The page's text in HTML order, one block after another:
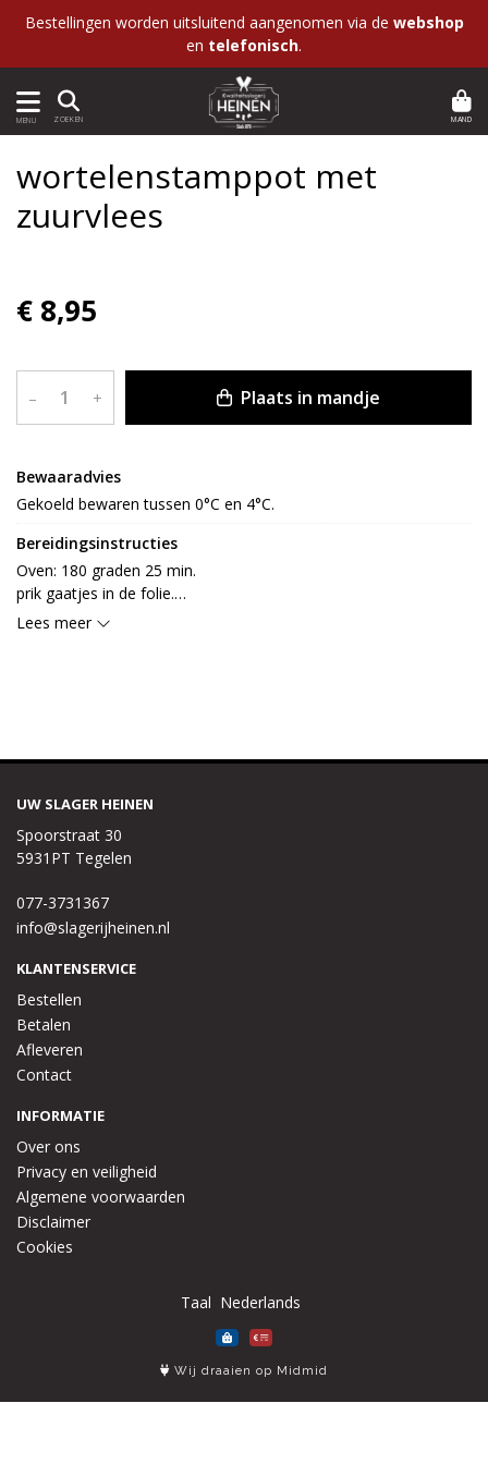
Bestellingen worden uitsluitend aangenomen via de webshop
en telefonisch.
MENU ZOEKEN MAND
wortelenstamppot met
zuurvlees
€ 8,95
– + Plaats in mandje
Bewaaradvies
Gekoeld bewaren tussen 0°C en 4°C.
Bereidingsinstructies
Oven: 180 graden 25 min.
prik gaatjes in de folie.
Magnetron: 750 watt 5 min
Lees meer
UW SLAGER HEINEN
Spoorstraat 30
5931PT Tegelen
077-3731367
info@slagerijheinen.nl
KLANTENSERVICE
Bestellen
Betalen
Afleveren
Contact
INFORMATIE
Over ons
Privacy en veiligheid
Algemene voorwaarden
Disclaimer
Cookies
Taal
Wij draaien op Midmid